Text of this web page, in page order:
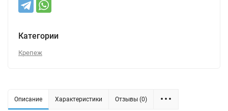
Категории
Крепеж
Описание Характеристики Отзывы (0)